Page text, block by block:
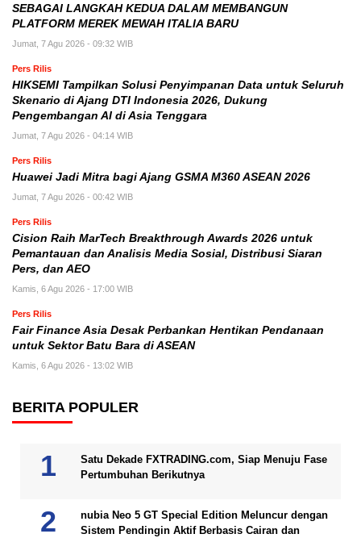
SEBAGAI LANGKAH KEDUA DALAM MEMBANGUN
PLATFORM MEREK MEWAH ITALIA BARU
Jumat, 7 Agu 2026 - 09:32 WIB
Pers Rilis
HIKSEMI Tampilkan Solusi Penyimpanan Data untuk Seluruh
Skenario di Ajang DTI Indonesia 2026, Dukung
Pengembangan AI di Asia Tenggara
Jumat, 7 Agu 2026 - 04:14 WIB
Pers Rilis
Huawei Jadi Mitra bagi Ajang GSMA M360 ASEAN 2026
Jumat, 7 Agu 2026 - 00:42 WIB
Pers Rilis
Cision Raih MarTech Breakthrough Awards 2026 untuk
Pemantauan dan Analisis Media Sosial, Distribusi Siaran
Pers, dan AEO
Kamis, 6 Agu 2026 - 17:00 WIB
Pers Rilis
Fair Finance Asia Desak Perbankan Hentikan Pendanaan
untuk Sektor Batu Bara di ASEAN
Kamis, 6 Agu 2026 - 13:02 WIB
BERITA POPULER
Satu Dekade FXTRADING.com, Siap Menuju Fase
Pertumbuhan Berikutnya
nubia Neo 5 GT Special Edition Meluncur dengan
Sistem Pendingin Aktif Berbasis Cairan dan